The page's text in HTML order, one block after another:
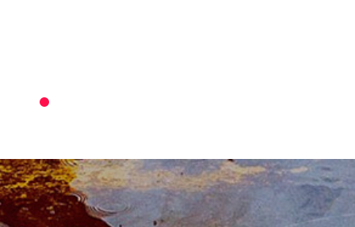
5KM
RUN
в
ръцете